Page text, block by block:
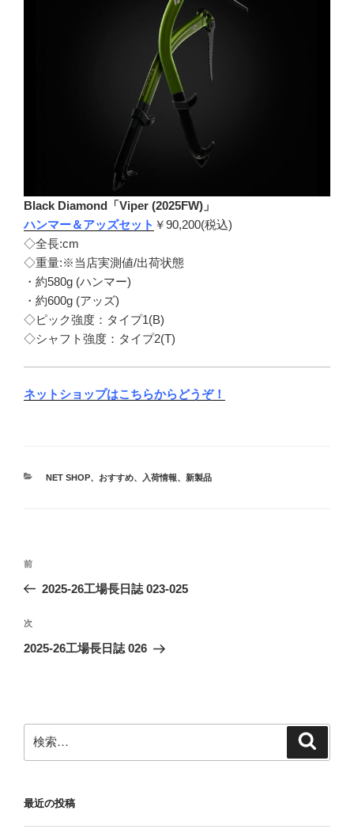
Black Diamond「Viper (2025FW)」
ハンマー＆アッズセット ￥90,200(税込)
◇全長:cm
◇重量:※当店実測値/出荷状態
・約580g (ハンマー)
・約600g (アッズ)
◇ピック強度：タイプ1(B)
◇シャフト強度：タイプ2(T)
ネットショップはこちらからどうぞ！
カ
NET SHOP、 おすすめ、 入荷情報、 新製品
投
ビ
ゲ
ン
前
の
稿
前
2025-26工場長日誌 023-025
次
の
次
2025-26工場長日誌 026
索:
最近の投稿